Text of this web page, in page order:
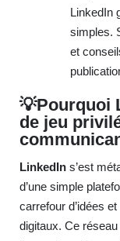
LinkedIn
simples.
et
💡Pourquoi
de jeu
LinkedIn s’est
d’une simple
carrefour d’idées
digitaux. Ce